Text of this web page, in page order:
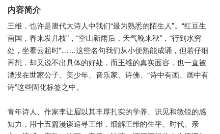
内容简介
王维，也许是唐代大诗人中我们“最为熟悉的陌生人”。“红豆生
南国，春来发几枝”，“空山新雨后，天气晚来秋”，“行到水穷
处，坐看云起时”……这些名句我们从小便熟能成诵，但若仔细
再想，却又说不出具体的好处，而王维的真实面容，也一直被
湮没在世家公子、美少年、音乐家、诗佛、“诗中有画、画中有
诗”这些固化标签之中。
青年诗人、作家李让眉以其丰厚扎实的学养、识见和敏锐的感
知力，用十五篇漫谈追寻王维，细解王维的生平、时代、亲